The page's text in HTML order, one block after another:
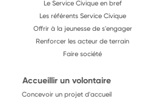
Le Service Civique en bref
Les référents Service Civique
Offrir à la jeunesse de s'engager
Renforcer les acteur de terrain
Faire société
Accueillir un volontaire
Concevoir un projet d'accueil